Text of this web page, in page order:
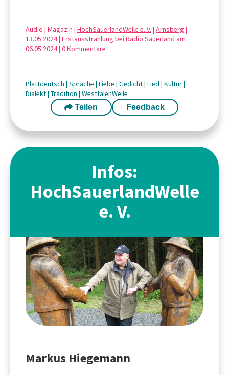
Audio | Magazin | HochSauerlandWelle e. V. | Arnsberg |
13.05.2024 | Erstausstrahlung bei Radio Sauerland am
06.05.2024 | 0 Kommentare
Plattdeutsch | Sprache | Liebe | Gedicht| Lied | Kultur|
Dialekt| Tradition | WestfalenWelle
Teilen Feedback
Infos:
HochSauerlandWelle
e. V.
Markus Hiegemann